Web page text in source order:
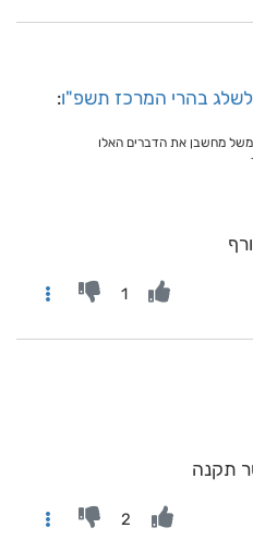
בהרי המרכז תשפ"ו:
1
תקנה
2